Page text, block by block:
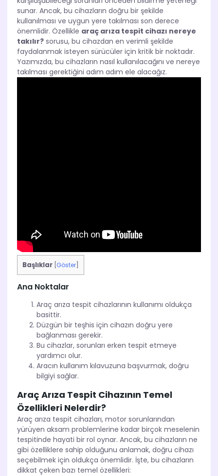
sunar. Ancak, bu cihazların doğru bir şekilde
kullanılması ve uygun yere takılması son derece
önemlidir. Özellikle araç arıza tespit cihazı nereye
takılır? sorusu, bu cihazdan en verimli şekilde
faydalanmak isteyen sürücüler için kritik bir noktadır.
Yazımızda, bu cihazların nasıl kullanılacağını ve nereye
takılması gerektiğini adım adım ele alacağız.
Başlıklar Göster
Ana Noktalar
Araç arıza tespit cihazlarının kullanımı oldukça
basittir.
Düzgün bir teşhis için cihazın doğru yere
bağlanması gerekir.
Bu cihazlar, sorunları erken tespit etmeye
yardımcı olur.
Aracın kullanım kılavuzuna başvurmak, doğru
bilgiyi sağlar.
Araç Arıza Tespit Cihazının Temel
Özellikleri Nelerdir?
Araç arıza tespit cihazları, motor sorunlarından
yürüyen aksam problemlerine kadar birçok meselenin
tespitinde hayati bir rol oynar. Ancak, bu cihazların ne
gibi özelliklere sahip olduğunu anlamak, doğru cihazı
seçebilmek için oldukça önemlidir. İşte, bu cihazların
dikkat çeken bazı temel özellikleri: